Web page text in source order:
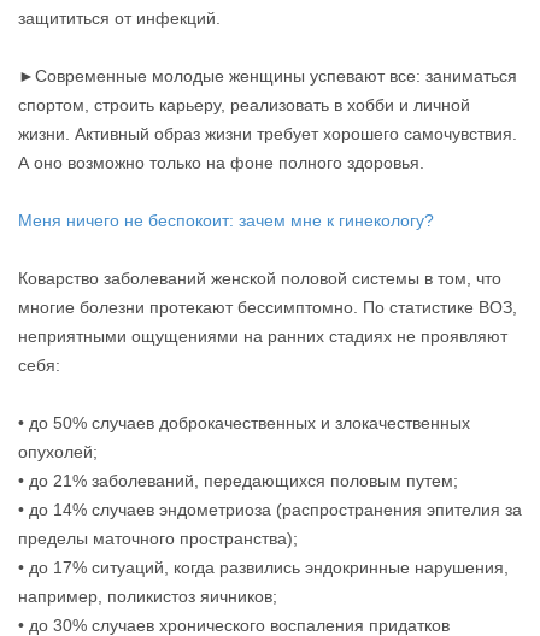
защититься от инфекций.
►Современные молодые женщины успевают все: заниматься
спортом, строить карьеру, реализовать в хобби и личной
жизни. Активный образ жизни требует хорошего самочувствия.
А оно возможно только на фоне полного здоровья.
Меня ничего не беспокоит: зачем мне к гинекологу?
Коварство заболеваний женской половой системы в том, что
многие болезни протекают бессимптомно. По статистике ВОЗ,
неприятными ощущениями на ранних стадиях не проявляют
себя:
• до 50% случаев доброкачественных и злокачественных
опухолей;
• до 21% заболеваний, передающихся половым путем;
• до 14% случаев эндометриоза (распространения эпителия за
пределы маточного пространства);
• до 17% ситуаций, когда развились эндокринные нарушения,
например, поликистоз яичников;
• до 30% случаев хронического воспаления придатков